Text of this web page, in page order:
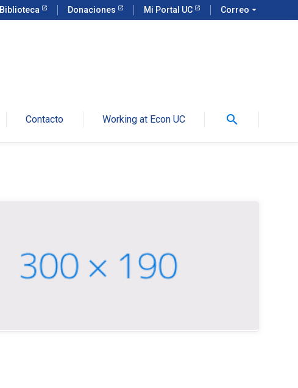
Biblioteca Donaciones Mi Portal UC Correo arrow_drop_down
Contacto Working at Econ UC search